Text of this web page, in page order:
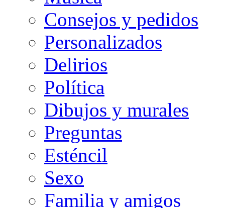
Consejos y pedidos
Personalizados
Delirios
Política
Dibujos y murales
Preguntas
Esténcil
Sexo
Familia y amigos